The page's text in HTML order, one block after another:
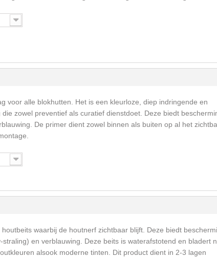
voor alle blokhutten. Het is een kleurloze, diep indringende en
zowel preventief als curatief dienstdoet. Deze biedt
De primer dient zowel binnen als buiten op al het
waarbij de houtnerf zichtbaar blijft. Deze biedt
en verblauwing. Deze beits is waterafstotend en bladert
alsook moderne tinten. Dit product dient in 2-3 lagen